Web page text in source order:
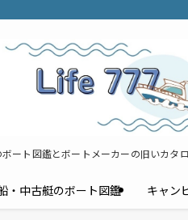
ート図鑑とボートメーカーの旧いカ
・中古艇のボート図鑑 キャン